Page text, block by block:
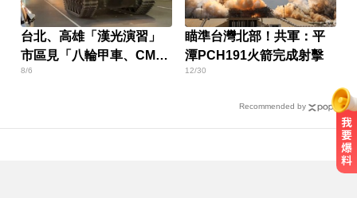
台北、高雄「漢光演習」
市區見「八輪甲車、CM11
戰車」
8/6
瞄準台灣北部！共軍：平
潭PCH191火箭完成射擊
12/30
Recommended by